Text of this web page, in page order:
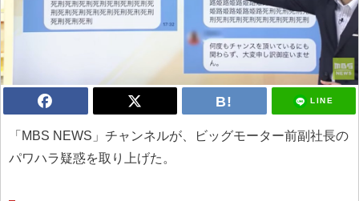
LINE
「MBS NEWS」チャンネルが、ビッグモーター前副社長の
パワハラ疑惑を取り上げた。